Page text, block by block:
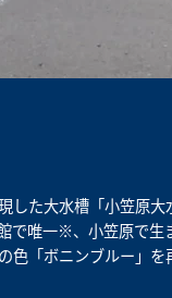
した大水槽「小笠原
で唯一※、小笠原で
「ボニンブルー」を